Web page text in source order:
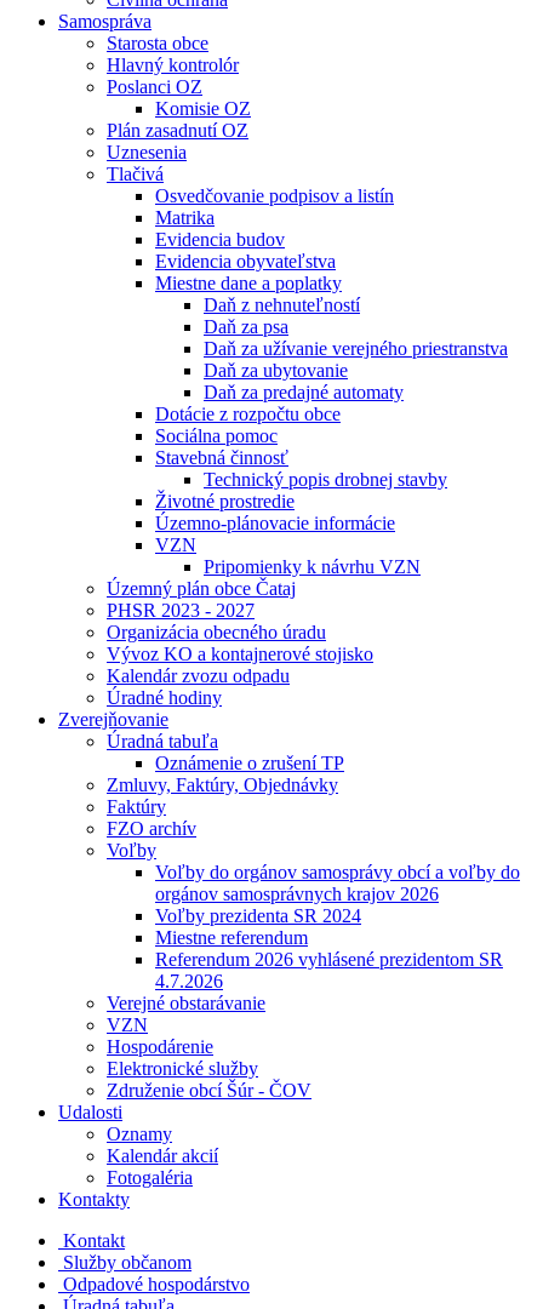
Samospráva
Starosta obce
Hlavný kontrolór
Poslanci OZ
Komisie OZ
Plán zasadnutí OZ
Uznesenia
Tlačivá
Osvedčovanie podpisov a listín
Matrika
Evidencia budov
Evidencia obyvateľstva
Miestne dane a poplatky
Daň z nehnuteľností
Daň za psa
Daň za užívanie verejného priestranstva
Daň za ubytovanie
Daň za predajné automaty
Dotácie z rozpočtu obce
Sociálna pomoc
Stavebná činnosť
Technický popis drobnej stavby
Životné prostredie
Územno-plánovacie informácie
VZN
Pripomienky k návrhu VZN
Územný plán obce Čataj
PHSR 2023 - 2027
Organizácia obecného úradu
Vývoz KO a kontajnerové stojisko
Kalendár zvozu odpadu
Úradné hodiny
Zverejňovanie
Úradná tabuľa
Oznámenie o zrušení TP
Zmluvy, Faktúry, Objednávky
Faktúry
FZO archív
Voľby
Voľby do orgánov samosprávy obcí a voľby do
orgánov samosprávnych krajov 2026
Voľby prezidenta SR 2024
Miestne referendum
Referendum 2026 vyhlásené prezidentom SR
4.7.2026
Verejné obstarávanie
VZN
Hospodárenie
Elektronické služby
Združenie obcí Šúr - ČOV
Udalosti
Oznamy
Kalendár akcií
Fotogaléria
Kontakty
Kontakt
Služby občanom
Odpadové hospodárstvo